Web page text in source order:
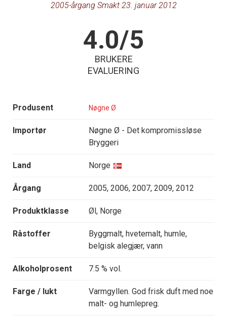
2005-årgang Smakt 23. januar 2012
4.0/5
BRUKERE
EVALUERING
Produsent Nøgne Ø
Importør
Nøgne Ø - Det kompromissløse
Bryggeri
Land Norge
Årgang 2005, 2006, 2007, 2009, 2012
Produktklasse Øl, Norge
Råstoffer
Byggmalt, hvetemalt, humle,
belgisk alegjær, vann
Alkoholprosent 7.5 % vol.
Farge / lukt
Varmgyllen. God frisk duft med noe
malt- og humlepreg.